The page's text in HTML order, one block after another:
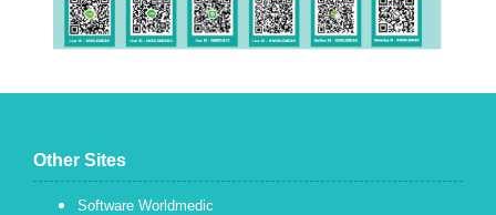
Other Sites
Software Worldmedic